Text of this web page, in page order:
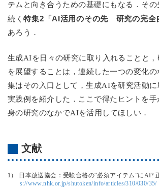
テムと向き合うための基礎にもなる．その
続く特集2「AI活用のその先 研究の完全
あろう．
生成AIを日々の研究に取り入れることと
を展望することは，連続した一つの変化
集はその入口として，生成AIを研究活動
実践例を紹介した．ここで得たヒントを
身の研究のなかでAIを活用してほしい．
文献
1） 日本放送協会：受験合格の“必須アイテム”にAI?
s://www.nhk.or.jp/shutoken/info/articles/310/030/35/